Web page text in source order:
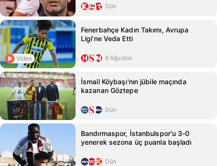
Dün
Video
Fenerbahçe Kadın Takımı, Avrupa
Ligi'ne Veda Etti
8 Ağustos
İsmail Köybaşı'nın jübile maçında
kazanan Göztepe
Dün
Bandırmaspor, İstanbulspor'u 3-0
yenerek sezona üç puanla başladı
Dün